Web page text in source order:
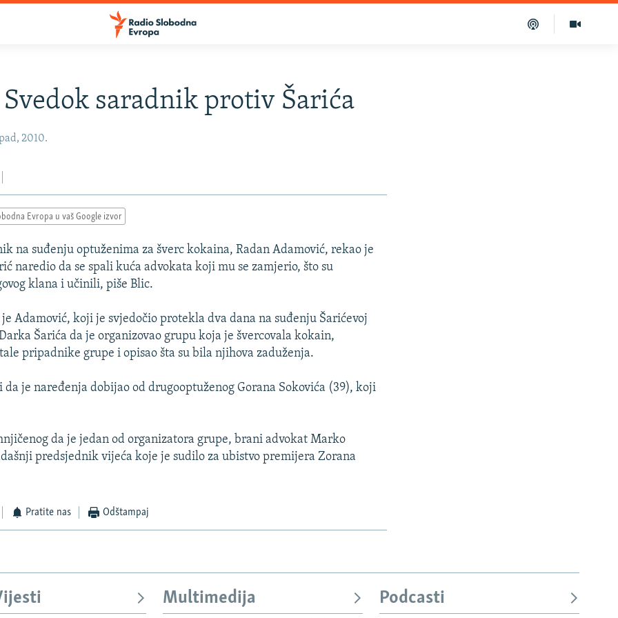
saradnik protiv Šarića
2010.
Evropa u vaš Google izvor
na suđenju optuženima za šverc kokaina, Radan Adamović, rekao je
naredio da se spali kuća advokata koji mu se zamjerio, što su
klana i učinili, piše Blic.
Adamović, koji je svjedočio protekla dva dana na suđenju Šarićevoj
Šarića da je organizovao grupu koja je švercovala kokain,
pripadnike grupe i opisao šta su bila njihova zaduženja.
je naređenja dobijao od drugooptuženog Gorana Sokovića (39), koji
da je jedan od organizatora grupe, brani advokat Marko
predsjednik vijeća koje je sudilo za ubistvo premijera Zorana
Pratite nas Odštampaj
Multimedija Podcasti